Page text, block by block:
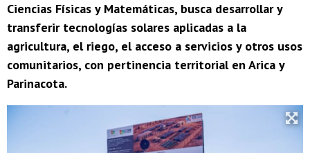
Ciencias Físicas y Matemáticas, busca desarrollar y
transferir tecnologías solares aplicadas a la
agricultura, el riego, el acceso a servicios y otros usos
comunitarios, con pertinencia territorial en Arica y
Parinacota.